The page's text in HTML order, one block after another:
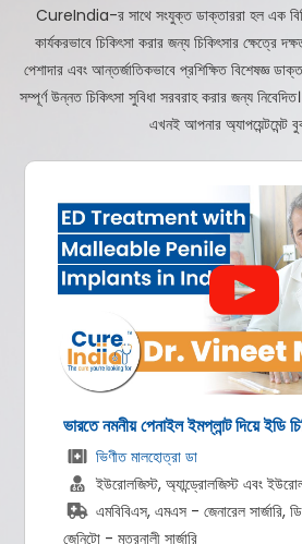
CureIndia-র সাথে সংযুক্ত ডাক্তাররা হল এক
কার্যকরভাবে চিকিৎসা করার জন্য চিকিৎসার ক্ষেত্রে
পেশাদার এবং আন্তর্জাতিকভাবে প্রশিক্ষিত বিশেষজ্ঞ
সম্পূর্ণ উন্নত চিকিৎসা সুবিধা সরবরাহ করার জন্য
এখনই আপনার অ্যাপয়েন্টমেন্ট
ভারতে মাথা ও ঘাড়ের ক্যান্সারের
ডঃ অমিত আগরওয়াল
পরিচালক ও এইচওডি মেডিকেল
এমবিবিএস, এমডি, ডিএম
ফোর্টিস মেমোরিয়াল রিসার্চ ইনস্টিটিউট